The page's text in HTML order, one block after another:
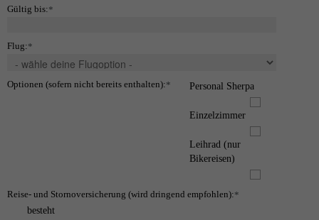
Gültig bis:*
Flug:*
Optionen (sofern nicht bereits enthalten):* Personal Sherpa
Einzelzimmer
Leihrad (nur
Bikereisen)
Reise- und Stornoversicherung (wird dringend empfohlen):*
besteht